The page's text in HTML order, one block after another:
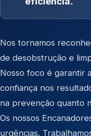
Nos tornamos
de desobstrução e
Nosso foco é garantir
confiança nos
na prevenção quanto
Os nossos
urgências.